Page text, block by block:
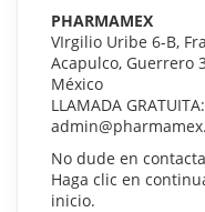
PHARMAMEX
VIrgilio Uribe 6-B,
Acapulco, Guerrero
México
LLAMADA
No dude en
Haga clic en
inicio.